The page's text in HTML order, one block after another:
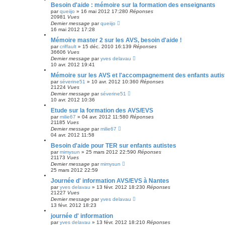
Besoin d'aide : mémoire sur la formation des enseignants
parqueiijo » 16 mai 2012 17:280 Réponses
20981 Vues
Dernier message parqueiijo
16 mai 2012 17:28
Mémoire master 2 sur les AVS, besoin d'aide !
parcriffault » 15 déc. 2010 16:139 Réponses
36606 Vues
Dernier message paryves delavau
10 avr. 2012 19:41
Mémoire sur les AVS et l'accompagnement des enfants
parséverine51 » 10 avr. 2012 10:360 Réponses
21224 Vues
Dernier message parséverine51
10 avr. 2012 10:36
Etude sur la formation des AVS/EVS
parmilie67 » 04 avr. 2012 11:580 Réponses
21185 Vues
Dernier message parmilie67
04 avr. 2012 11:58
Besoin d'aide pour TER sur enfants autistes
parmimysun » 25 mars 2012 22:590 Réponses
21173 Vues
Dernier message parmimysun
25 mars 2012 22:59
Journée d' information AVS/EVS à Nantes
paryves delavau » 13 févr. 2012 18:230 Réponses
21227 Vues
Dernier message paryves delavau
13 févr. 2012 18:23
journée d' information
paryves delavau » 13 févr. 2012 18:210 Réponses